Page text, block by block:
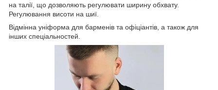
на талії, що дозволяють регулювати ширину обхвату.
Регулювання висоти на шиї.
Відмінна уніформа для барменів та офіціантів, а також для
інших спеціальностей.